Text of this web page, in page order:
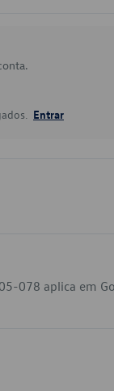
Entrar
078 aplica em